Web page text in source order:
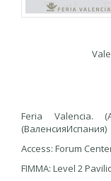
Feria Valencia.
(ВаленсияИспания)
Access: Forum
FIMMA: Level 2